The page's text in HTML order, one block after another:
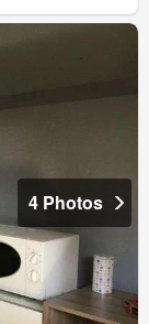
4 Photos